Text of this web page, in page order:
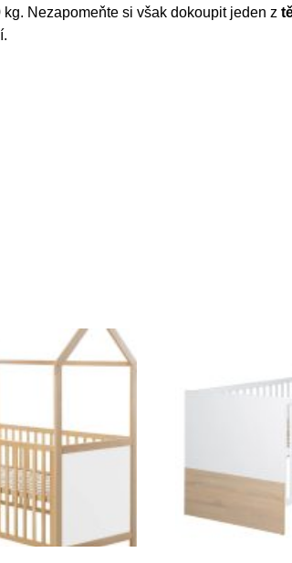
Nezapomeňte si však dokoupit jeden z